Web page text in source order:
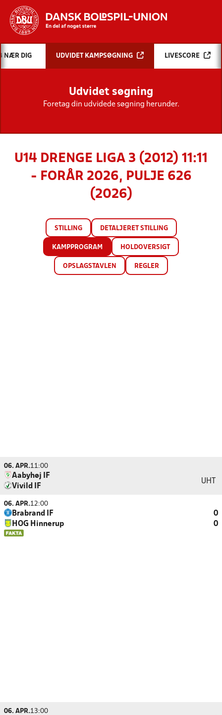
Hvad vil du søge efter?
INDHOLD OG NYHEDER
STILLINGER, RESULTATER, KLUBBER OG
HOLD
NÆR DIG UDVIDET KAMPSØGNING LIVESCORE
Udvidet søgning
Foretag din udvidede søgning herunder.
U14 DRENGE LIGA 3 (2012) 11:11
- FORÅR 2026, PULJE 626
(2026)
STILLING DETALJERET STILLING
KAMPPROGRAM HOLDOVERSIGT
OPSLAGSTAVLEN REGLER
06. APR.11:00
Aabyhøj IF
Vivild IF
UHT
06. APR.12:00
Brabrand IF
0
HOG Hinnerup
0
06. APR.13:00